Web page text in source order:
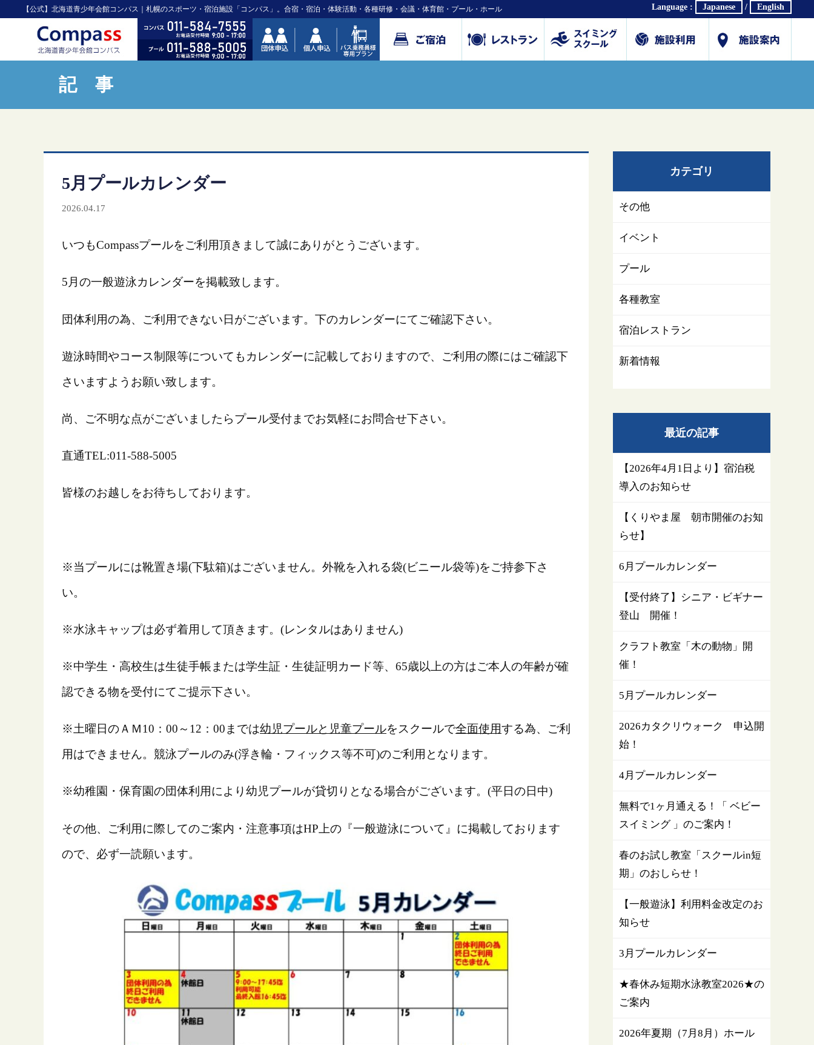
【公式】北海道青少年会館コンパス｜札幌のスポーツ・宿泊施設「コンパス」。合宿・宿泊・体験活動・各種研修・会議・体育館・プール・ホール Language : Japanese / English
記 事
5月プールカレンダー
2026.04.17
いつもCompassプールをご利用頂きまして誠にありがとうございます。
5月の一般遊泳カレンダーを掲載致します。
団体利用の為、ご利用できない日がございます。下のカレンダーにてご確認下さい。
遊泳時間やコース制限等についてもカレンダーに記載しておりますので、ご利用の際にはご確認下
さいますようお願い致します。
尚、ご不明な点がございましたらプール受付までお気軽にお問合せ下さい。
直通TEL:011-588-5005
皆様のお越しをお待ちしております。
※当プールには靴置き場(下駄箱)はございません。外靴を入れる袋(ビニール袋等)をご持参下さ
い。
※水泳キャップは必ず着用して頂きます。(レンタルはありません)
※中学生・高校生は生徒手帳または学生証・生徒証明カード等、65歳以上の方はご本人の年齢が確
認できる物を受付にてご提示下さい。
※土曜日のＡＭ10：00～12：00までは幼児プールと児童プールをスクールで全面使用する為、ご利
用はできません。競泳プールのみ(浮き輪・フィックス等不可)のご利用となります。
※幼稚園・保育園の団体利用により幼児プールが貸切りとなる場合がございます。(平日の日中)
その他、ご利用に際してのご案内・注意事項はHP上の『一般遊泳について』に掲載しております
ので、必ず一読願います。
カテゴリ
その他
イベント
プール
各種教室
宿泊レストラン
新着情報
最近の記事
【2026年4月1日より】宿泊税
導入のお知らせ
【くりやま屋 朝市開催のお知
らせ】
6月プールカレンダー
【受付終了】シニア・ビギナー
登山 開催！
クラフト教室「木の動物」開
催！
5月プールカレンダー
2026カタクリウォーク 申込開
始！
4月プールカレンダー
無料で1ヶ月通える！「 ベビー
スイミング 」のご案内！
春のお試し教室「スクールin短
期」のおしらせ！
【一般遊泳】利用料金改定のお
知らせ
3月プールカレンダー
★春休み短期水泳教室2026★の
ご案内
2026年夏期（7月8月）ホール